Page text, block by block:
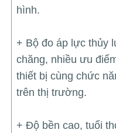
hình.
+ Bộ đo áp lực thủy
chăng, nhiều ưu
thiết bị cùng chức
trên thị trường.
+ Độ bền cao, tuổi